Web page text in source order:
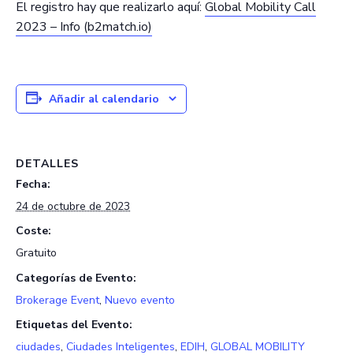
El registro hay que realizarlo aquí: Global Mobility Call
2023 – Info (b2match.io)
Añadir al calendario
DETALLES
Fecha:
24 de octubre de 2023
Coste:
Gratuito
Categorías de Evento:
Brokerage Event, Nuevo evento
Etiquetas del Evento:
ciudades, Ciudades Inteligentes, EDIH, GLOBAL MOBILITY